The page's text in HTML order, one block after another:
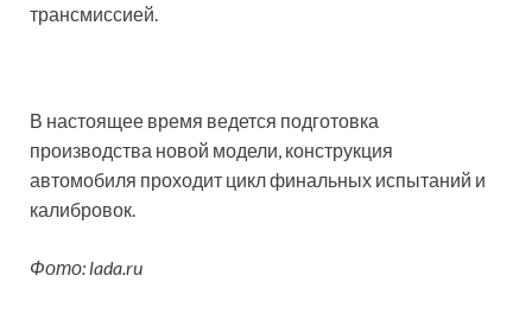
трансмиссией.
В настоящее время ведется подготовка
производства новой модели, конструкция
автомобиля проходит цикл финальных испытаний и
калибровок.
Фото: lada.ru